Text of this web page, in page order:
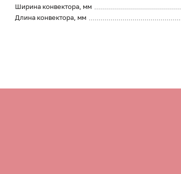
Ширина конвектора, мм
Длина конвектора, мм